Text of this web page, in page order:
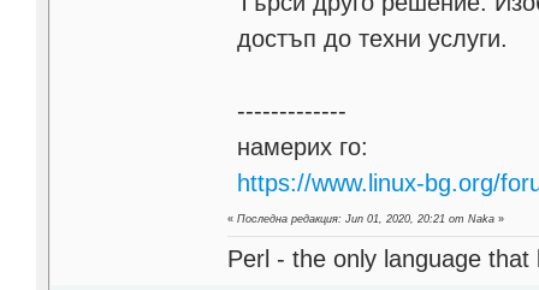
достъп до техни услуги.
-------------
намерих го:
https://www.linux-bg.org/
«Последна редакция: Jun 01, 2020, 20:21 от Naka »
Perl - the only language